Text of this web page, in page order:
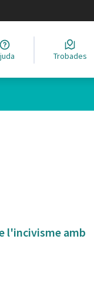
idioma
Ajuda Trobades
l'incivisme amb